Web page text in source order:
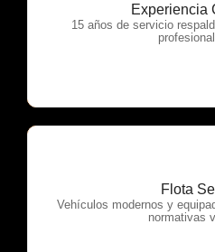
Experiencia
15 años de servicio
OTP
Flota
Vehículos modernos y
normativas
OTP